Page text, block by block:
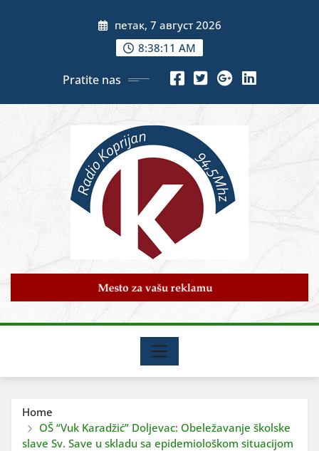
петак, 7 август 2026
8:38:13 AM
Pratite nas
Home
OŠ “Vuk Karadžić” Doljevac: Obeležavanje školske
slave Sv. Save u skladu sa epidemiološkom situacijom